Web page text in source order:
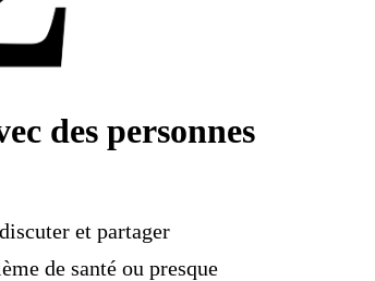
des personnes
et partager
de santé ou presque